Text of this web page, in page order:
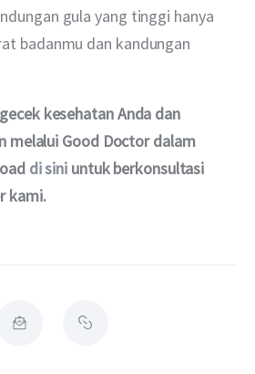
gula yang tinggi hanya
badanmu dan kandungan
kesehatan Anda dan
melalui Good Doctor dalam
di sini untuk berkonsultasi
kami.